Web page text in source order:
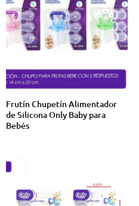
Frutín Chupetín Alimentador
de Silicona Only Baby para
Bebés